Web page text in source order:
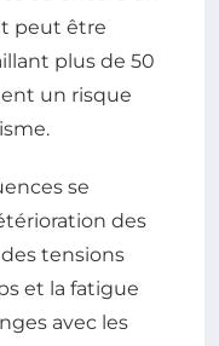
peut être
plus de 50
un risque
se
des
tensions
et la fatigue
avec les